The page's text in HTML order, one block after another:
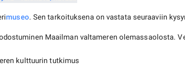
museo. Sen tarkoituksena on vastata seuraaviin
Maailman valtameren olemassaolosta.
kulttuurin tutkimus